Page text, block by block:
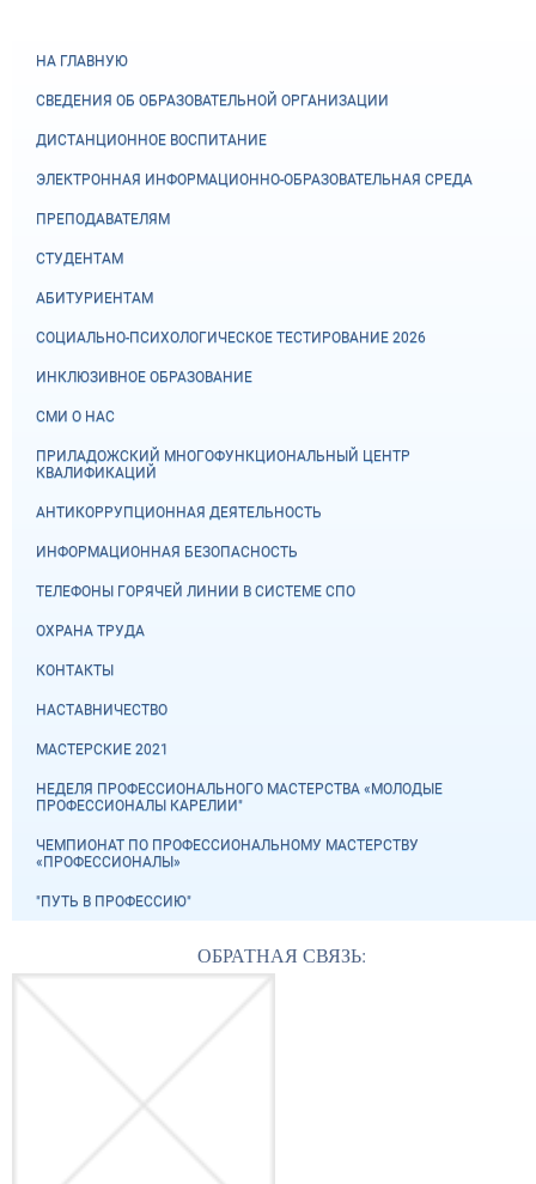
НА ГЛАВНУЮ
СВЕДЕНИЯ ОБ ОБРАЗОВАТЕЛЬНОЙ ОРГАНИЗАЦИИ
ДИСТАНЦИОННОЕ ВОСПИТАНИЕ
ЭЛЕКТРОННАЯ ИНФОРМАЦИОННО-ОБРАЗОВАТЕЛЬНАЯ СРЕДА
ПРЕПОДАВАТЕЛЯМ
СТУДЕНТАМ
АБИТУРИЕНТАМ
СОЦИАЛЬНО-ПСИХОЛОГИЧЕСКОЕ ТЕСТИРОВАНИЕ 2026
ИНКЛЮЗИВНОЕ ОБРАЗОВАНИЕ
СМИ О НАС
ПРИЛАДОЖСКИЙ МНОГОФУНКЦИОНАЛЬНЫЙ ЦЕНТР
КВАЛИФИКАЦИЙ
АНТИКОРРУПЦИОННАЯ ДЕЯТЕЛЬНОСТЬ
ИНФОРМАЦИОННАЯ БЕЗОПАСНОСТЬ
ТЕЛЕФОНЫ ГОРЯЧЕЙ ЛИНИИ В СИСТЕМЕ СПО
ОХРАНА ТРУДА
КОНТАКТЫ
НАСТАВНИЧЕСТВО
МАСТЕРСКИЕ 2021
НЕДЕЛЯ ПРОФЕССИОНАЛЬНОГО МАСТЕРСТВА «МОЛОДЫЕ
ПРОФЕССИОНАЛЫ КАРЕЛИИ"
ЧЕМПИОНАТ ПО ПРОФЕССИОНАЛЬНОМУ МАСТЕРСТВУ
«ПРОФЕССИОНАЛЫ»
"ПУТЬ В ПРОФЕССИЮ"
ОБРАТНАЯ СВЯЗЬ: